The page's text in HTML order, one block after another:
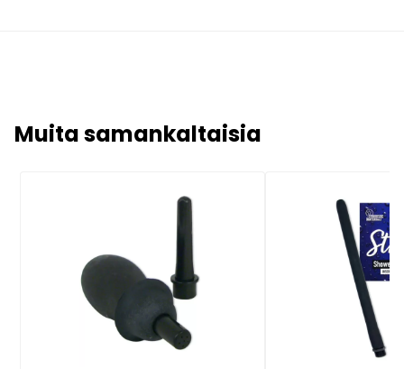
Muita samankaltaisia